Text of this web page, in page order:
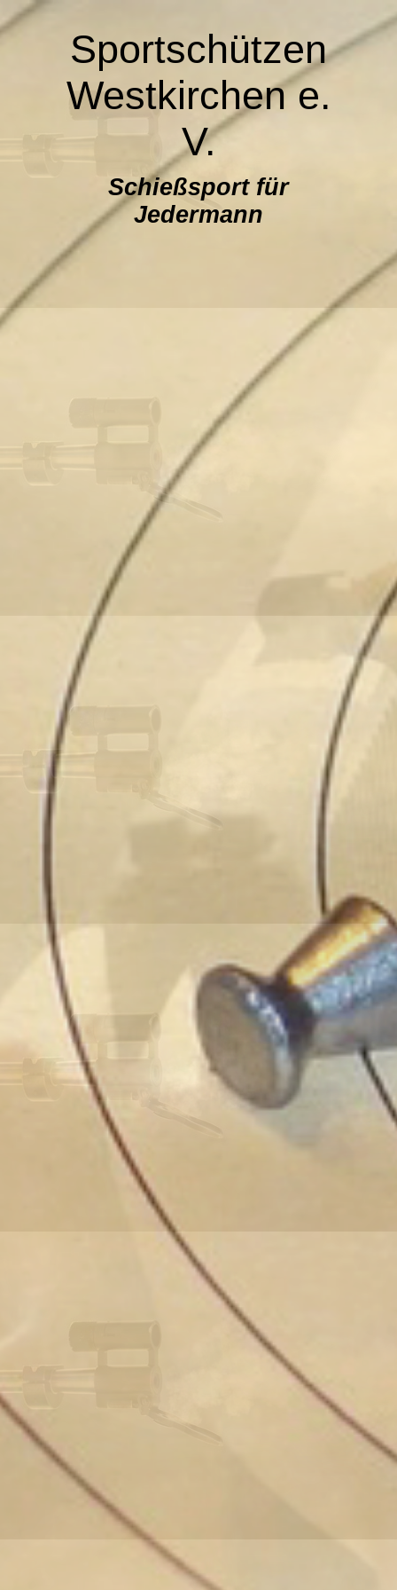
Sportschützen
Westkirchen e.
V.
Schießsport für
Jedermann